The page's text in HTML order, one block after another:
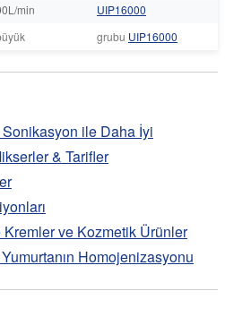
min
UIP16000
grubu UIP16000
Sonikasyon ile Daha İyi
& Tarifler
ve Kozmetik Ürünler
Homojenizasyonu